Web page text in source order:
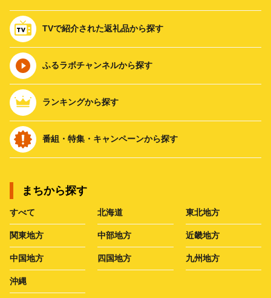
TVで紹介された返礼品から探す
ふるラボチャンネルから探す
ランキングから探す
番組・特集・キャンペーンから探す
まちから探す
すべて 北海道 東北地方
関東地方 中部地方 近畿地方
中国地方 四国地方 九州地方
沖縄